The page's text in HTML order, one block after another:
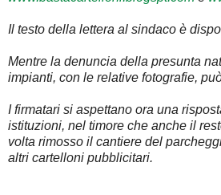
Il testo della lettera al sindaco è
Mentre la denuncia della presunta
impianti, con le relative fotografie,
I firmatari si aspettano ora una
istituzioni, nel timore che anche il
volta rimosso il cantiere del
altri cartelloni pubblicitari.